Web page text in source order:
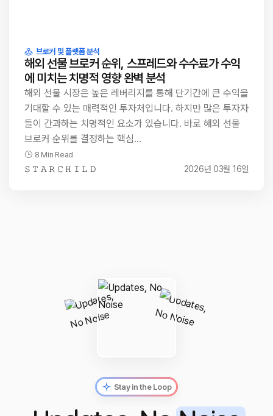
브로커 및 플랫폼 분석
해외 선물 브로커 순위, 스프레드와 수수료가 수익
에 미치는 치명적 영향 완벽 분석
해외 선물 시장은 높은 레버리지를 통해 단기간에 큰 수익을
기대할 수 있는 매력적인 투자처입니다. 하지만 많은 투자자
들이 간과하는 치명적인 요소가 있습니다. 바로 해외 선물
브로커 순위를 결정하는 핵심…
8 Min Read
𝚂 𝚃 𝙰 𝚁 𝙲 𝙷 𝙸 𝙻 𝙳 2026년 03월 16일
Stay in the Loop